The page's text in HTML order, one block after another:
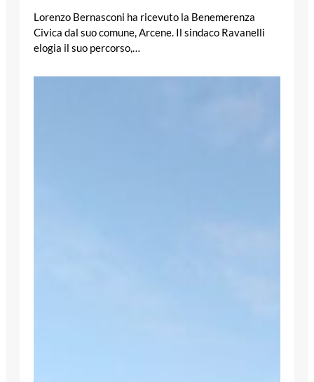
Lorenzo Bernasconi ha ricevuto la Benemerenza
Civica dal suo comune, Arcene. Il sindaco Ravanelli
elogia il suo percorso,…